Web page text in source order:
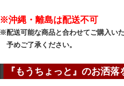
※沖縄・離島は配送不可
※配送可能な商品と合わせてご購入い
予めご了承ください。
『もうちょっと』のお洒